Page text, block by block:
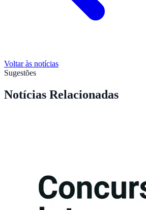
Voltar às notícias
Sugestões
Notícias Relacionadas